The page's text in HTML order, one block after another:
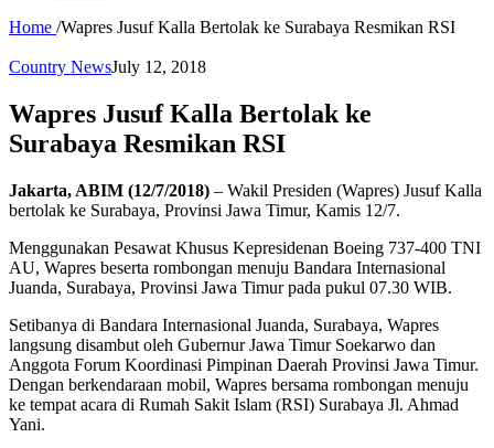
Home /Wapres Jusuf Kalla Bertolak ke Surabaya Resmikan RSI
Country NewsJuly 12, 2018
Wapres Jusuf Kalla Bertolak ke
Surabaya Resmikan RSI
Jakarta, ABIM (12/7/2018) – Wakil Presiden (Wapres) Jusuf Kalla
bertolak ke Surabaya, Provinsi Jawa Timur, Kamis 12/7.
Menggunakan Pesawat Khusus Kepresidenan Boeing 737-400 TNI
AU, Wapres beserta rombongan menuju Bandara Internasional
Juanda, Surabaya, Provinsi Jawa Timur pada pukul 07.30 WIB.
Setibanya di Bandara Internasional Juanda, Surabaya, Wapres
langsung disambut oleh Gubernur Jawa Timur Soekarwo dan
Anggota Forum Koordinasi Pimpinan Daerah Provinsi Jawa Timur.
Dengan berkendaraan mobil, Wapres bersama rombongan menuju
ke tempat acara di Rumah Sakit Islam (RSI) Surabaya Jl. Ahmad
Yani.